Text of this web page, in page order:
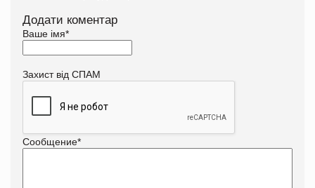
Додати коментар
Ваше імя*
Захист від СПАМ
Сообщение*